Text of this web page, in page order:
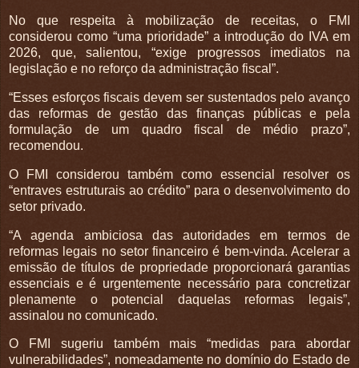
No que respeita à mobilização de receitas, o FMI
considerou como “uma prioridade” a introdução do IVA em
2026, que, salientou, “exige progressos imediatos na
legislação e no reforço da administração fiscal”.
“Esses esforços fiscais devem ser sustentados pelo avanço
das reformas de gestão das finanças públicas e pela
formulação de um quadro fiscal de médio prazo”,
recomendou.
O FMI considerou também como essencial resolver os
“entraves estruturais ao crédito” para o desenvolvimento do
setor privado.
“A agenda ambiciosa das autoridades em termos de
reformas legais no setor financeiro é bem-vinda. Acelerar a
emissão de títulos de propriedade proporcionará garantias
essenciais e é urgentemente necessário para concretizar
plenamente o potencial daquelas reformas legais”,
assinalou no comunicado.
O FMI sugeriu também mais “medidas para abordar
vulnerabilidades”, nomeadamente no domínio do Estado de